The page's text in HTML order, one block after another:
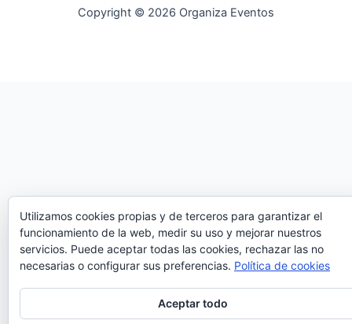
Copyright © 2026 Organiza Eventos
Utilizamos cookies propias y de terceros para garantizar el
funcionamiento de la web, medir su uso y mejorar nuestros
servicios. Puede aceptar todas las cookies, rechazar las no
necesarias o configurar sus preferencias. Política de cookies
Aceptar todo